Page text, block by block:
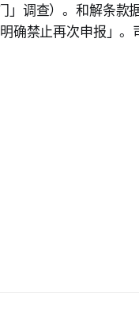
」调查）。和解条款
确禁止再次申报」